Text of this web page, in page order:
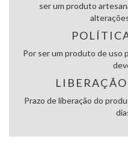
ser um produto
Por ser um produto de uso
Prazo de liberação do